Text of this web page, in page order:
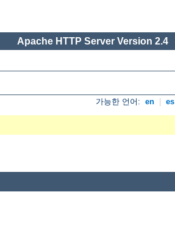
Apache HTTP Server Version 2.4
가능한 언어: en es